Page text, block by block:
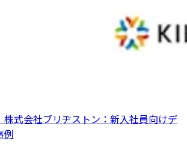
株式会社ブリヂストン：新入社員向けデ
例